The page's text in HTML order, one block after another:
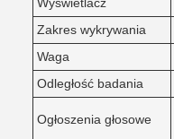
Zakres wykrywania
Waga
Odległość badania
Ogłoszenia głosowe